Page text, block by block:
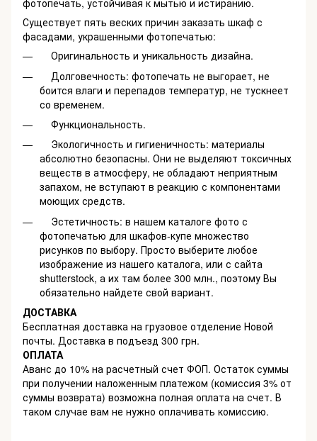
фотопечать, устойчивая к мытью и истиранию.
Существует пять веских причин заказать шкаф с
фасадами, украшенными фотопечатью:
Оригинальность и уникальность дизайна.
Долговечность: фотопечать не выгорает, не
боится влаги и перепадов температур, не тускнеет
со временем.
Функциональность.
Экологичность и гигиеничность: материалы
абсолютно безопасны. Они не выделяют токсичных
веществ в атмосферу, не обладают неприятным
запахом, не вступают в реакцию с компонентами
моющих средств.
Эстетичность: в нашем каталоге фото с
фотопечатью для шкафов-купе множество
рисунков по выбору. Просто выберите любое
изображение из нашего каталога, или с сайта
shutterstock, а их там более 300 млн., поэтому Вы
обязательно найдете свой вариант.
ДОСТАВКА
Бесплатная доставка на грузовое отделение Новой
почты. Доставка в подъезд 300 грн.
ОПЛАТА
Аванс до 10% на расчетный счет ФОП. Остаток суммы
при получении наложенным платежом (комиссия 3% от
суммы возврата) возможна полная оплата на счет. В
таком случае вам не нужно оплачивать комиссию.